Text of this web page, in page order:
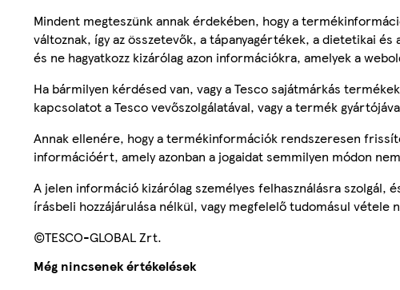
Mindent megteszünk annak érdekében, hogy a
változnak, így az összetevők, a tápanyagértékek, a dietetikai
és ne hagyatkozz kizárólag azon információkra, amelyek a
Ha bármilyen kérdésed van, vagy a Tesco sajátmárkás
kapcsolatot a Tesco vevőszolgálatával, vagy a termék
Annak ellenére, hogy a termékinformációk rendszeresen
információért, amely azonban a jogaidat semmilyen módon
A jelen információ kizárólag személyes felhasználásra szolgál,
írásbeli hozzájárulása nélkül, vagy megfelelő tudomásul vétele
©TESCO-GLOBAL Zrt.
Még nincsenek értékelések